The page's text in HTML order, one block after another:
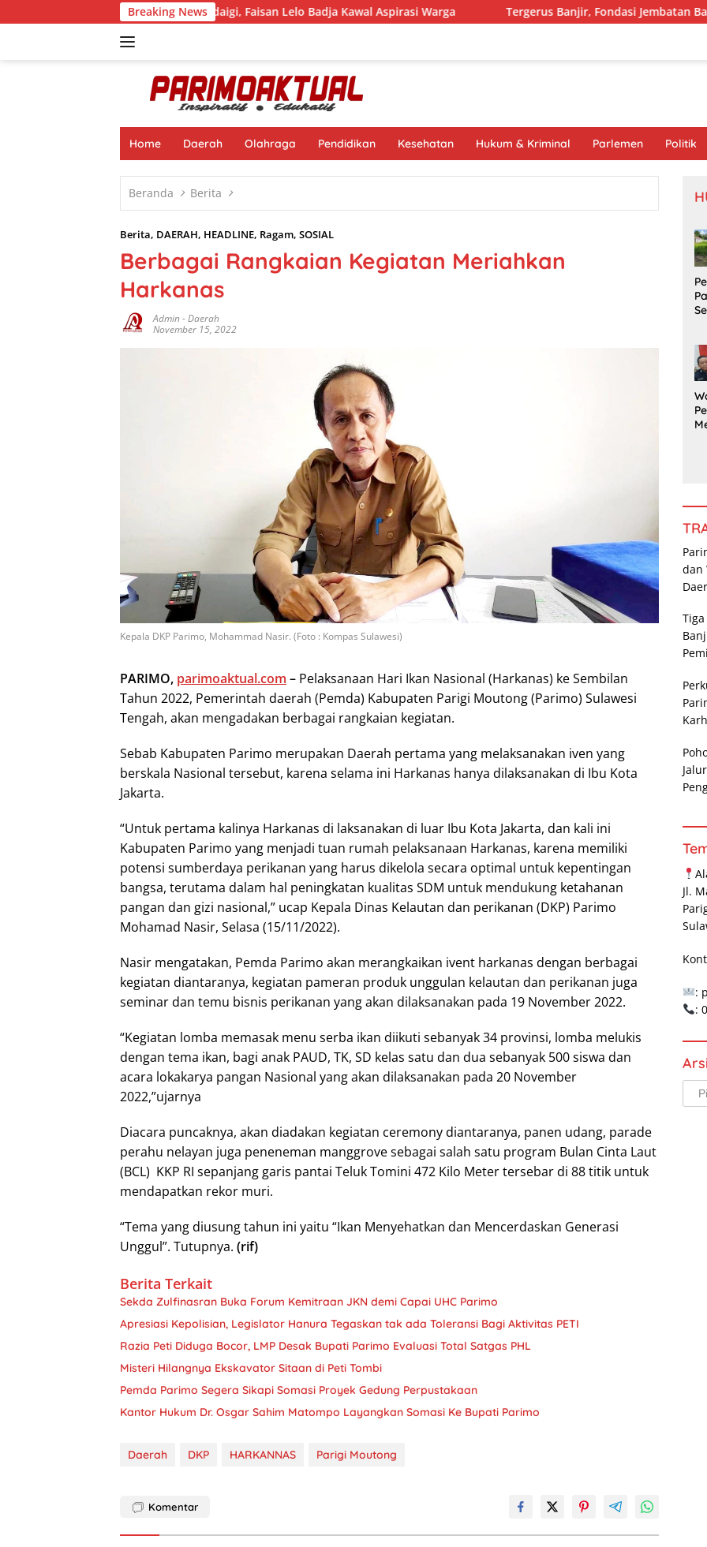
ke
Breaking News
Reses di Desa Tandaigi, Faisan Lelo Badja Kawal Aspirasi Warga Tergerus Banjir, Fondasi Jembatan Baliara
Home Daerah Olahraga Pendidikan Kesehatan Hukum & Kriminal Parlemen Politik
Beranda Berita
Berita, DAERAH, HEADLINE, Ragam, SOSIAL
Berbagai Rangkaian Kegiatan Meriahkan
Harkanas
Admin-Daerah
November 15, 2022
Kepala DKP Parimo, Mohammad Nasir. (Foto : Kompas Sulawesi)
PARIMO, parimoaktual.com – Pelaksanaan Hari Ikan Nasional (Harkanas) ke Sembilan
Tahun 2022, Pemerintah daerah (Pemda) Kabupaten Parigi Moutong (Parimo) Sulawesi
Tengah, akan mengadakan berbagai rangkaian kegiatan.
Sebab Kabupaten Parimo merupakan Daerah pertama yang melaksanakan iven yang
berskala Nasional tersebut, karena selama ini Harkanas hanya dilaksanakan di Ibu Kota
Jakarta.
“Untuk pertama kalinya Harkanas di laksanakan di luar Ibu Kota Jakarta, dan kali ini
Kabupaten Parimo yang menjadi tuan rumah pelaksanaan Harkanas, karena memiliki
potensi sumberdaya perikanan yang harus dikelola secara optimal untuk kepentingan
bangsa, terutama dalam hal peningkatan kualitas SDM untuk mendukung ketahanan
pangan dan gizi nasional,” ucap Kepala Dinas Kelautan dan perikanan (DKP) Parimo
Mohamad Nasir, Selasa (15/11/2022).
Nasir mengatakan, Pemda Parimo akan merangkaikan ivent harkanas dengan berbagai
kegiatan diantaranya, kegiatan pameran produk unggulan kelautan dan perikanan juga
seminar dan temu bisnis perikanan yang akan dilaksanakan pada 19 November 2022.
“Kegiatan lomba memasak menu serba ikan diikuti sebanyak 34 provinsi, lomba melukis
dengan tema ikan, bagi anak PAUD, TK, SD kelas satu dan dua sebanyak 500 siswa dan
acara lokakarya pangan Nasional yang akan dilaksanakan pada 20 November
2022,”ujarnya
Diacara puncaknya, akan diadakan kegiatan ceremony diantaranya, panen udang, parade
perahu nelayan juga peneneman manggrove sebagai salah satu program Bulan Cinta Laut
(BCL) KKP RI sepanjang garis pantai Teluk Tomini 472 Kilo Meter tersebar di 88 titik untuk
mendapatkan rekor muri.
“Tema yang diusung tahun ini yaitu “Ikan Menyehatkan dan Mencerdaskan Generasi
Unggul”. Tutupnya. (rif)
Berita Terkait
Sekda Zulfinasran Buka Forum Kemitraan JKN demi Capai UHC Parimo
Apresiasi Kepolisian, Legislator Hanura Tegaskan tak ada Toleransi Bagi Aktivitas PETI
Razia Peti Diduga Bocor, LMP Desak Bupati Parimo Evaluasi Total Satgas PHL
Misteri Hilangnya Ekskavator Sitaan di Peti Tombi
Pemda Parimo Segera Sikapi Somasi Proyek Gedung Perpustakaan
Kantor Hukum Dr. Osgar Sahim Matompo Layangkan Somasi Ke Bupati Parimo
Daerah DKP HARKANNAS Parigi Moutong
Komentar
dan
Jl.
:
: